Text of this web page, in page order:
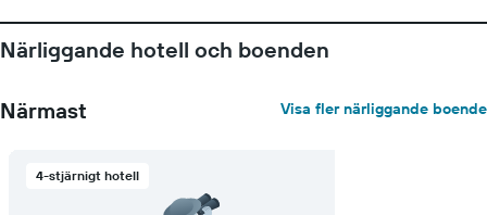
Närliggande hotell och boenden
Närmast Visa fler närliggande boende
4-stjärnigt hotell